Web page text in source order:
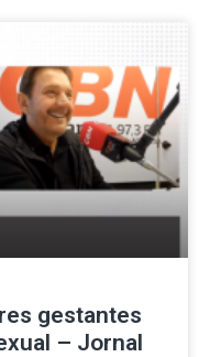
gestantes
– Jornal